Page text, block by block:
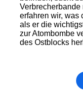
erfahren wir, was
als er die
zur Atombombe
des Ostblocks